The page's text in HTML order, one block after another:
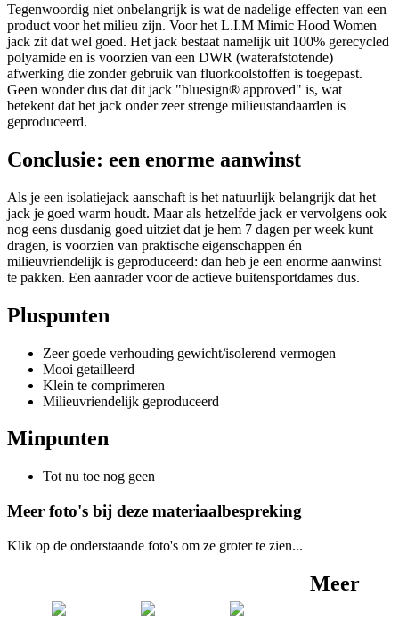
Tegenwoordig niet onbelangrijk is wat de nadelige effecten van een
product voor het milieu zijn. Voor het L.I.M Mimic Hood Women
jack zit dat wel goed. Het jack bestaat namelijk uit 100% gerecycled
polyamide en is voorzien van een DWR (waterafstotende)
afwerking die zonder gebruik van fluorkoolstoffen is toegepast.
Geen wonder dus dat dit jack "bluesign® approved" is, wat
betekent dat het jack onder zeer strenge milieustandaarden is
geproduceerd.
Conclusie: een enorme aanwinst
Als je een isolatiejack aanschaft is het natuurlijk belangrijk dat het
jack je goed warm houdt. Maar als hetzelfde jack er vervolgens ook
nog eens dusdanig goed uitziet dat je hem 7 dagen per week kunt
dragen, is voorzien van praktische eigenschappen én
milieuvriendelijk is geproduceerd: dan heb je een enorme aanwinst
te pakken. Een aanrader voor de actieve buitensportdames dus.
Pluspunten
Zeer goede verhouding gewicht/isolerend vermogen
Mooi getailleerd
Klein te comprimeren
Milieuvriendelijk geproduceerd
Minpunten
Tot nu toe nog geen
Meer foto's bij deze materiaalbespreking
Klik op de onderstaande foto's om ze groter te zien...
Meer